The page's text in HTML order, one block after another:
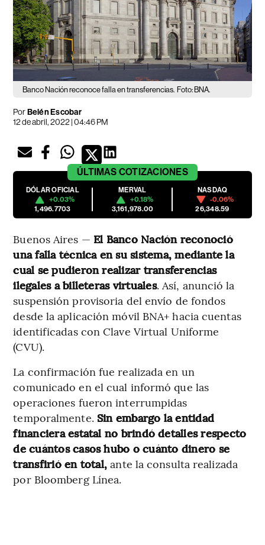
Banco Nación reconoce falla en transferencias. Foto: BNA.
PorBelén Escobar
12 de abril, 2022 | 04:46 PM
ÚLTIMAS COTIZACIONES
DÓLAR OFICIAL
+0.03%
1,496.7703
MERVAL
+0.18%
3,161,978.00
NASDAQ
-0.06%
26,348.59
Buenos Aires — El Banco Nación reconoció
una falla técnica en su sistema, mediante la
cual se pudieron realizar transferencias
ilegales a billeteras virtuales. Así, anunció la
suspensión provisoria del envío de fondos
desde la aplicación móvil BNA+ hacia cuentas
identificadas con Clave Virtual Uniforme
(CVU).
La confirmación fue realizada en un
comunicado en el cual informó que las
operaciones fueron interrumpidas
temporalmente. Sin embargo la entidad
financiera estatal no brindó detalles respecto
de cuántos casos hubo o cuánto dinero se
transfirió en total, ante la consulta realizada
por Bloomberg Línea.